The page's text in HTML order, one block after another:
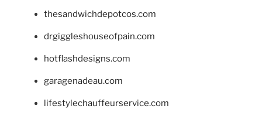
thesandwichdepotcos.com
drgiggleshouseofpain.com
hotflashdesigns.com
garagenadeau.com
lifestylechauffeurservice.com